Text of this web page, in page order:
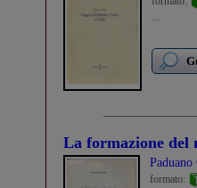
...
La formazione del
formato: